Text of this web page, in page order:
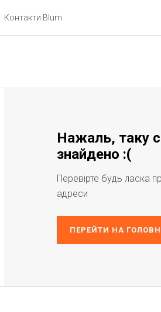
Контакти Blum
Нажаль, таку
знайдено :(
Перевірте будь ласка
адреси
ПЕРЕЙТИ НА